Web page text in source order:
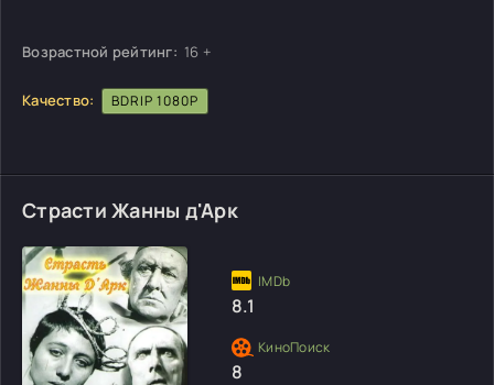
Возрастной рейтинг: 16 +
Качество: BDRIP 1080P
Страсти Жанны д'Арк
8.1
8